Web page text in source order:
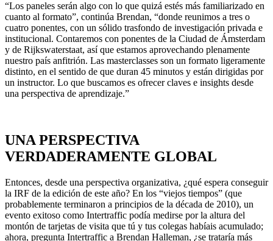
“Los paneles serán algo con lo que quizá estés más familiarizado en
cuanto al formato”, continúa Brendan, “donde reunimos a tres o
cuatro ponentes, con un sólido trasfondo de investigación privada e
institucional. Contaremos con ponentes de la Ciudad de Ámsterdam
y de Rijkswaterstaat, así que estamos aprovechando plenamente
nuestro país anfitrión. Las masterclasses son un formato ligeramente
distinto, en el sentido de que duran 45 minutos y están dirigidas por
un instructor. Lo que buscamos es ofrecer claves e insights desde
una perspectiva de aprendizaje.”
UNA PERSPECTIVA
VERDADERAMENTE GLOBAL
Entonces, desde una perspectiva organizativa, ¿qué espera conseguir
la IRF de la edición de este año? En los “viejos tiempos” (que
probablemente terminaron a principios de la década de 2010), un
evento exitoso como Intertraffic podía medirse por la altura del
montón de tarjetas de visita que tú y tus colegas habíais acumulado;
ahora, pregunta Intertraffic a Brendan Halleman, ¿se trataría más